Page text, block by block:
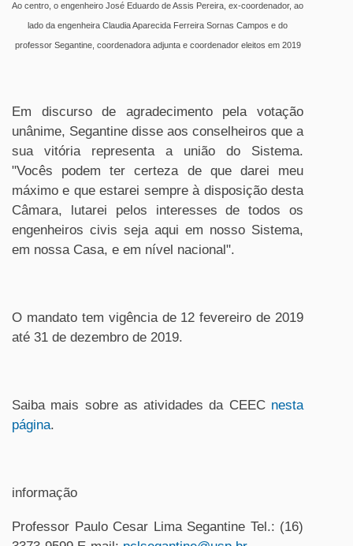
Ao centro, o engenheiro José Eduardo de Assis Pereira, ex-coordenador, ao
lado da engenheira Claudia Aparecida Ferreira Sornas Campos e do
professor Segantine, coordenadora adjunta e coordenador eleitos em 2019
Em discurso de agradecimento pela votação
unânime, Segantine disse aos conselheiros que a
sua vitória representa a união do Sistema.
"Vocês podem ter certeza de que darei meu
máximo e que estarei sempre à disposição desta
Câmara, lutarei pelos interesses de todos os
engenheiros civis seja aqui em nosso Sistema,
em nossa Casa, e em nível nacional".
O mandato tem vigência de 12 fevereiro de 2019
até 31 de dezembro de 2019.
Saiba mais sobre as atividades da CEEC nesta
página.
informação
Professor Paulo Cesar Lima Segantine Tel.: (16)